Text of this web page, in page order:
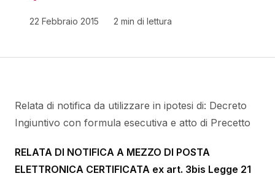
22 Febbraio 2015 2 min di lettura
Relata di notifica da utilizzare in ipotesi di: Decreto
Ingiuntivo con formula esecutiva e atto di Precetto
RELATA DI NOTIFICA A MEZZO DI POSTA
ELETTRONICA CERTIFICATA ex art. 3bis Legge 21